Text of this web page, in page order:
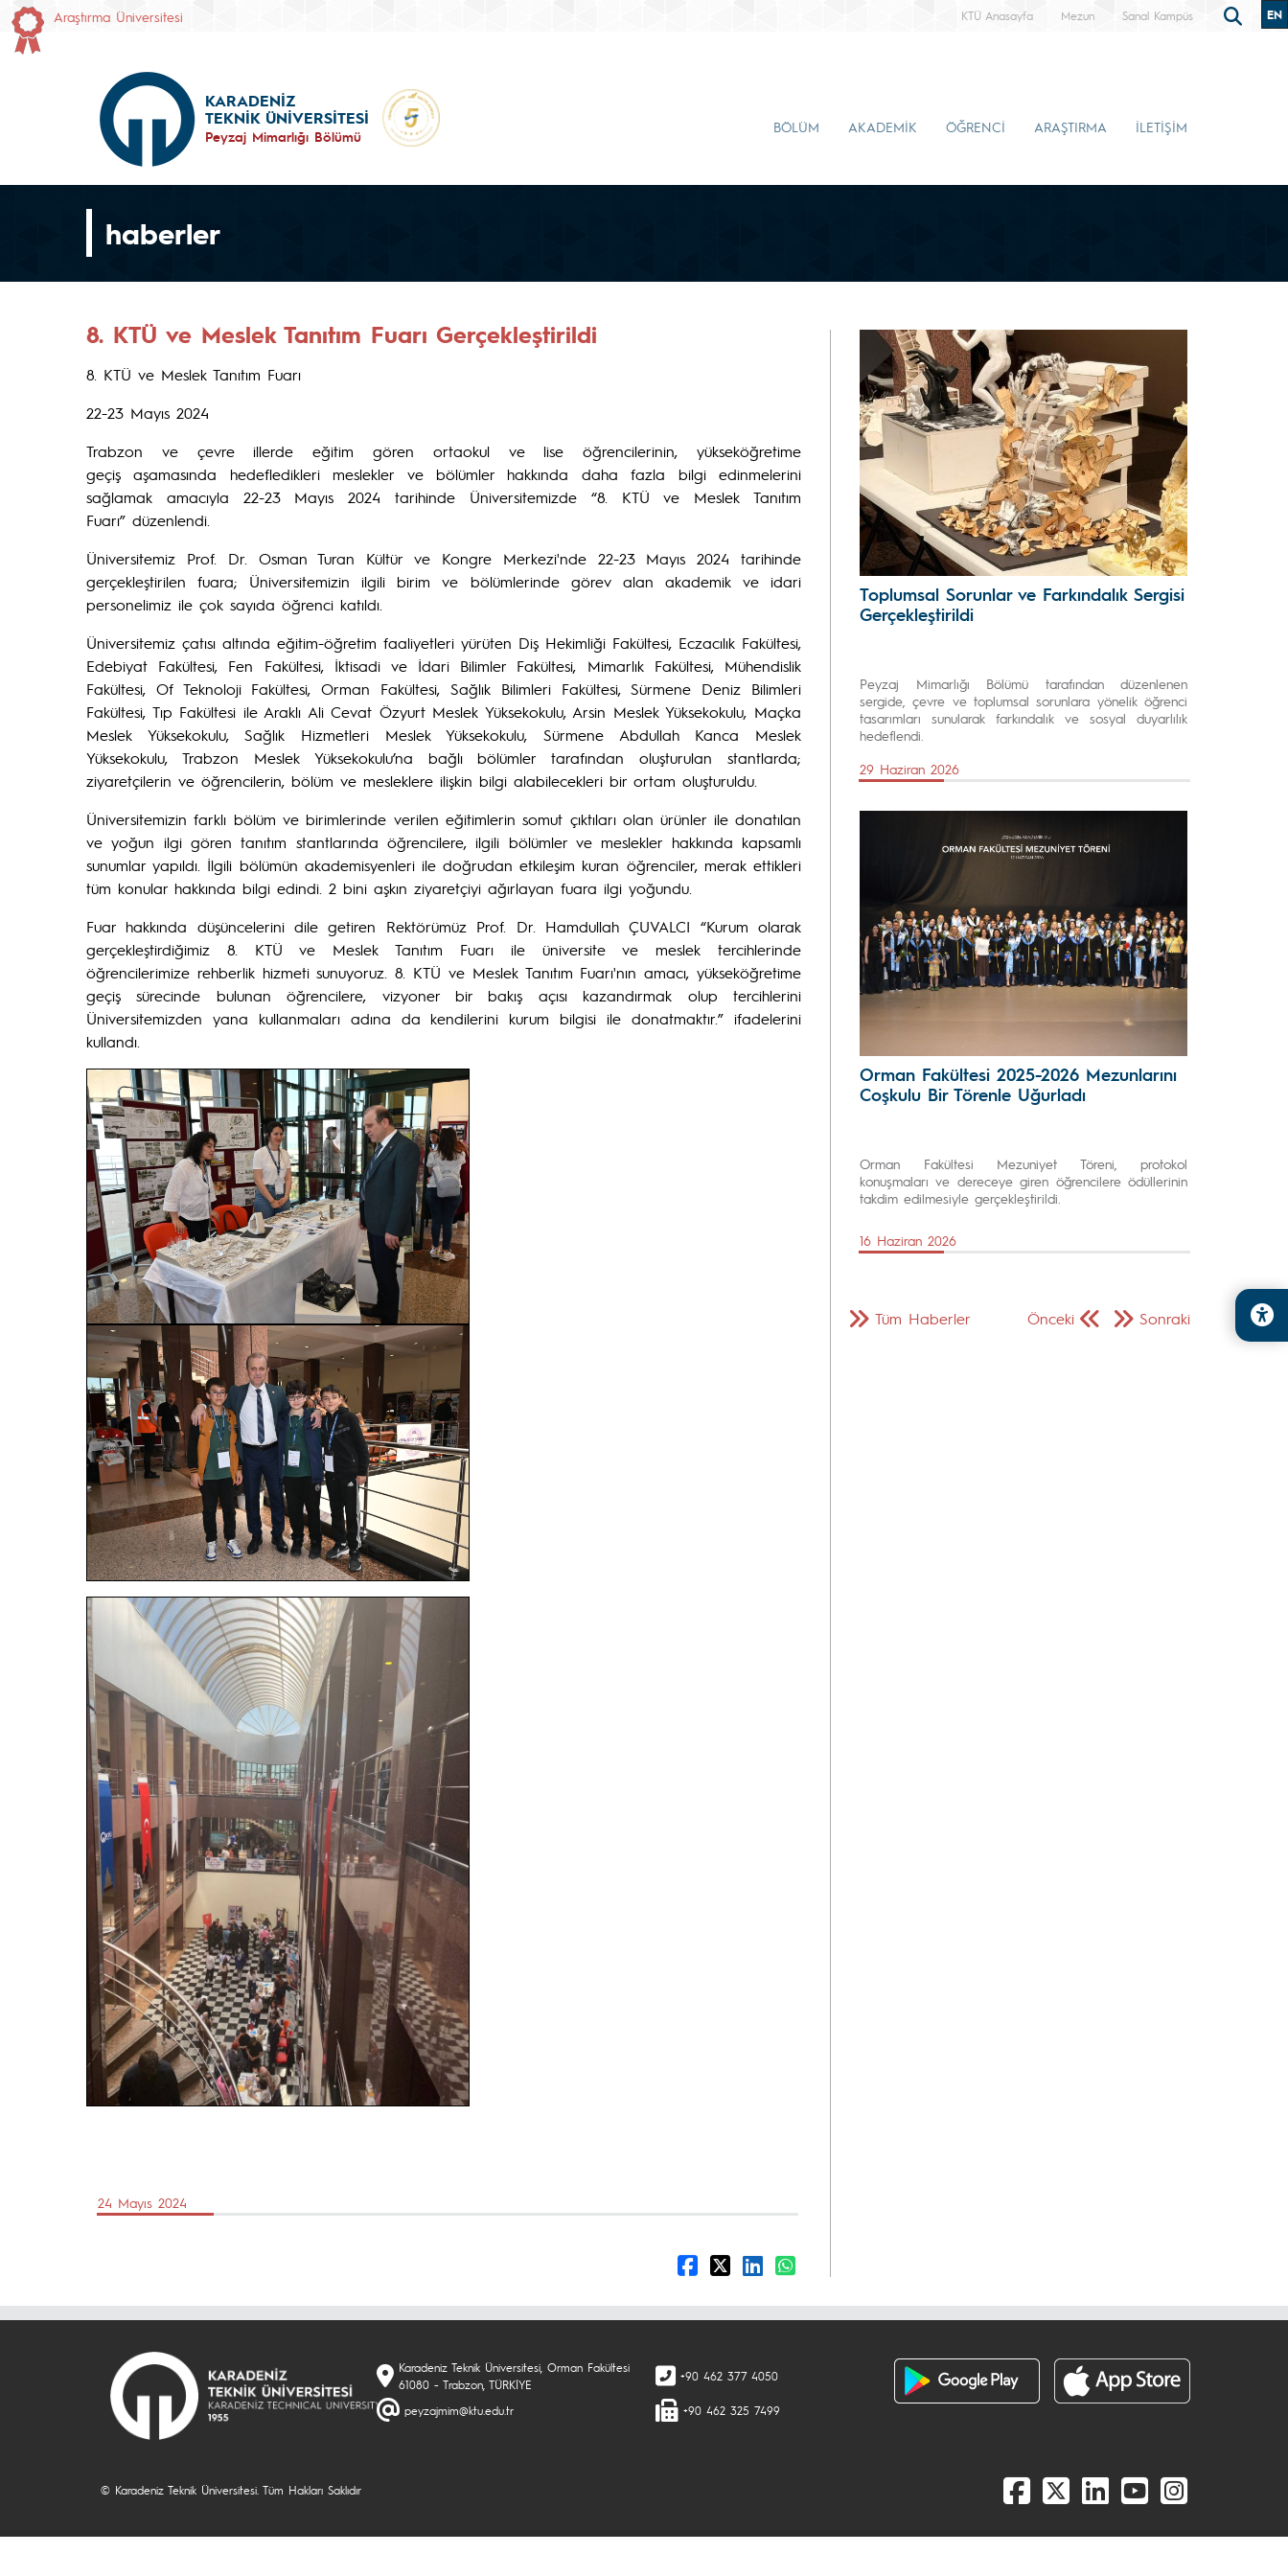
Araştırma Üniversitesi KTÜ Anasayfa Mezun Sanal Kampüs EN
KARADENİZ
TEKNİK ÜNİVERSİTESİ
Peyzaj Mimarlığı Bölümü
BÖLÜM AKADEMİK ÖĞRENCİ ARAŞTIRMA İLETİŞİM
haberler
8. KTÜ ve Meslek Tanıtım Fuarı Gerçekleştirildi
8. KTÜ ve Meslek Tanıtım Fuarı
22-23 Mayıs 2024
Trabzon ve çevre illerde eğitim gören ortaokul ve lise öğrencilerinin, yükseköğretime
geçiş aşamasında hedefledikleri meslekler ve bölümler hakkında daha fazla bilgi edinmelerini
sağlamak amacıyla 22-23 Mayıs 2024 tarihinde Üniversitemizde “8. KTÜ ve Meslek Tanıtım
Fuarı” düzenlendi.
Üniversitemiz Prof. Dr. Osman Turan Kültür ve Kongre Merkezi'nde 22-23 Mayıs 2024 tarihinde
gerçekleştirilen fuara; Üniversitemizin ilgili birim ve bölümlerinde görev alan akademik ve idari
personelimiz ile çok sayıda öğrenci katıldı.
Üniversitemiz çatısı altında eğitim-öğretim faaliyetleri yürüten Diş Hekimliği Fakültesi, Eczacılık Fakültesi,
Edebiyat Fakültesi, Fen Fakültesi, İktisadi ve İdari Bilimler Fakültesi, Mimarlık Fakültesi, Mühendislik
Fakültesi, Of Teknoloji Fakültesi, Orman Fakültesi, Sağlık Bilimleri Fakültesi, Sürmene Deniz Bilimleri
Fakültesi, Tıp Fakültesi ile Araklı Ali Cevat Özyurt Meslek Yüksekokulu, Arsin Meslek Yüksekokulu, Maçka
Meslek Yüksekokulu, Sağlık Hizmetleri Meslek Yüksekokulu, Sürmene Abdullah Kanca Meslek
Yüksekokulu, Trabzon Meslek Yüksekokulu’na bağlı bölümler tarafından oluşturulan stantlarda;
ziyaretçilerin ve öğrencilerin, bölüm ve mesleklere ilişkin bilgi alabilecekleri bir ortam oluşturuldu.
Üniversitemizin farklı bölüm ve birimlerinde verilen eğitimlerin somut çıktıları olan ürünler ile donatılan
ve yoğun ilgi gören tanıtım stantlarında öğrencilere, ilgili bölümler ve meslekler hakkında kapsamlı
sunumlar yapıldı. İlgili bölümün akademisyenleri ile doğrudan etkileşim kuran öğrenciler, merak ettikleri
tüm konular hakkında bilgi edindi. 2 bini aşkın ziyaretçiyi ağırlayan fuara ilgi yoğundu.
Fuar hakkında düşüncelerini dile getiren Rektörümüz Prof. Dr. Hamdullah ÇUVALCI “Kurum olarak
gerçekleştirdiğimiz 8. KTÜ ve Meslek Tanıtım Fuarı ile üniversite ve meslek tercihlerinde
öğrencilerimize rehberlik hizmeti sunuyoruz. 8. KTÜ ve Meslek Tanıtım Fuarı'nın amacı, yükseköğretime
geçiş sürecinde bulunan öğrencilere, vizyoner bir bakış açısı kazandırmak olup tercihlerini
Üniversitemizden yana kullanmaları adına da kendilerini kurum bilgisi ile donatmaktır.” ifadelerini
kullandı.
24 Mayıs 2024
Toplumsal Sorunlar ve Farkındalık Sergisi
Gerçekleştirildi
Peyzaj Mimarlığı Bölümü tarafından düzenlenen
sergide, çevre ve toplumsal sorunlara yönelik öğrenci
tasarımları sunularak farkındalık ve sosyal duyarlılık
hedeflendi.
29 Haziran 2026
Orman Fakültesi 2025-2026 Mezunlarını
Coşkulu Bir Törenle Uğurladı
Orman Fakültesi Mezuniyet Töreni, protokol
konuşmaları ve dereceye giren öğrencilere ödüllerinin
takdim edilmesiyle gerçekleştirildi.
16 Haziran 2026
Önceki Sonraki
Tüm Haberler
Karadeniz Teknik Üniversitesi, Orman Fakültesi
61080 - Trabzon, TÜRKİYE
peyzajmim@ktu.edu.tr
+90 462 377 4050
+90 462 325 7499
© Karadeniz Teknik Üniversitesi. Tüm Hakları Saklıdır